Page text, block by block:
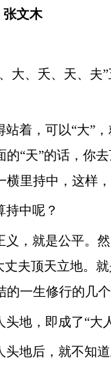
张文木
大、夭、天、夫
站着，可以“大”
的“天”的话，你
横里持中，这样
持中呢？
义，就是公平。
丈夫顶天立地。
的一生修行的几
头地，即成了“大
头地后，就不知